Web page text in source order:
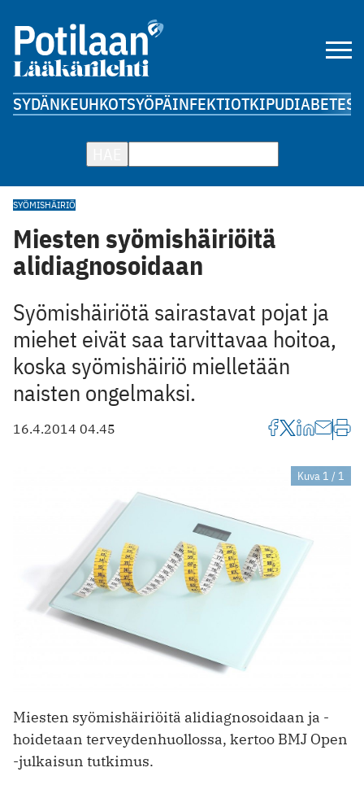
SYDÄNKEUHKOTSYÖPÄINFEKTIOTKIPUDIABETES
SYÖMISHÄIRIÖ
Miesten syömishäiriöitä
alidiagnosoidaan
Syömishäiriötä sairastavat pojat ja
miehet eivät saa tarvittavaa hoitoa,
koska syömishäiriö mielletään
naisten ongelmaksi.
16.4.2014 04.45
Kuva 1 / 1
Miesten syömishäiriöitä alidiagnosoidaan ja -
hoidetaan terveydenhuollossa, kertoo BMJ Open
-julkaisun tutkimus.